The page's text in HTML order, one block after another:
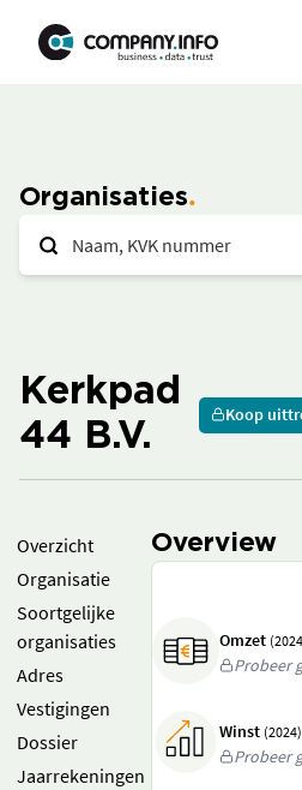
Organisaties
Kerkpad
44 B.V.
Koop
Overzicht
Organisatie
Soortgelijke
organisaties
Adres
Vestigingen
Dossier
Jaarrekeningen
Overview
Omzet
Probeer
Winst (2024)
Probeer